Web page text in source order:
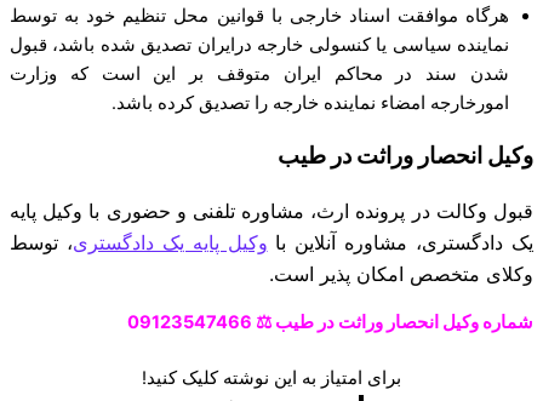
هرگاه موافقت اسناد خارجی با قوانین محل تنظیم خود به توسط
نماینده سیاسی یا کنسولی خارجه درایران تصدیق شده باشد، قبول
شدن سند در محاکم ایران متوقف بر این است که وزارت
امورخارجه امضاء نماینده خارجه را تصدیق کرده باشد.
وکیل انحصار وراثت در طیب
قبول وکالت در پرونده ارث، مشاوره تلفنی و حضوری با وکیل پایه
یک دادگستری، مشاوره آنلاین با وکیل پایه یک دادگستری، توسط
وکلای متخصص امکان پذیر است.
شماره وکیل انحصار وراثت در طیب ⚖️ 09123547466
برای امتیاز به این نوشته کلیک کنید!